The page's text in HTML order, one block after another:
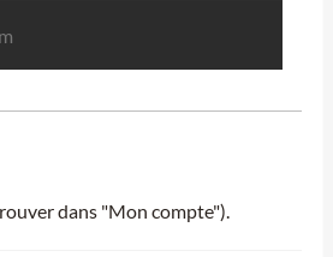
dans "Mon compte").